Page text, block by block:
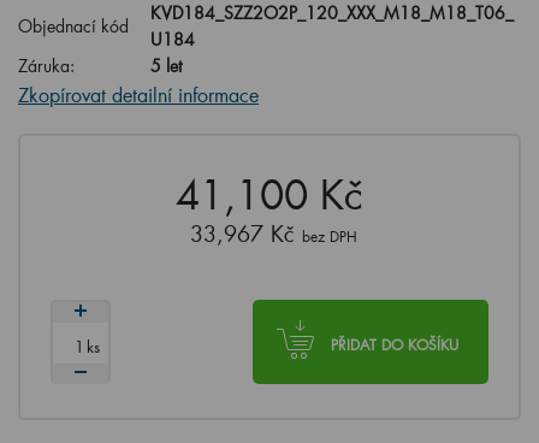
Objednací kód
KVD184_SZZ2O2P_120_XXX_M18_M18_T06_
U184
Záruka:
5 let
Zkopírovat detailní informace
41,100 Kč
33,967 Kč bez DPH
PŘIDAT DO KOŠÍKU
ks